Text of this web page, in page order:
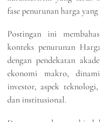
fase penurunan harga
Postingan ini
konteks penurunan
dengan pendekatan
ekonomi makro,
investor, aspek
dan institusional.